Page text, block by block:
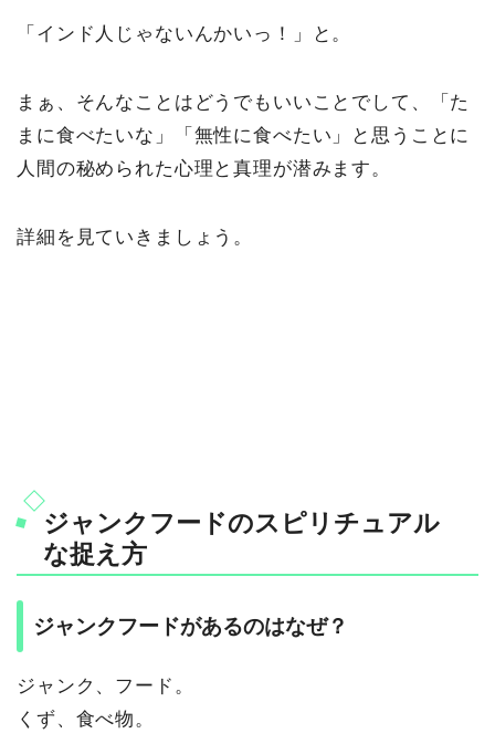
「インド人じゃないんかいっ！」と。
まぁ、そんなことはどうでもいいことでして、「た
まに食べたいな」「無性に食べたい」と思うことに
人間の秘められた心理と真理が潜みます。
詳細を見ていきましょう。
ジャンクフードのスピリチュアル
な捉え方
ジャンクフードがあるのはなぜ？
ジャンク、フード。
くず、食べ物。